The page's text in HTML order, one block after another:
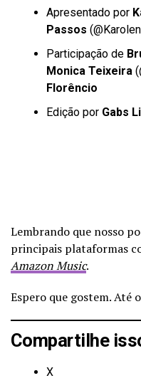
Apresentado por
Passos (
Participação de
Monica Teixeira (
Florêncio
Edição por Gabs
Lembrando que nosso
principais plataformas
Amazon Music.
Espero que gostem. Até
Compartilhe
X